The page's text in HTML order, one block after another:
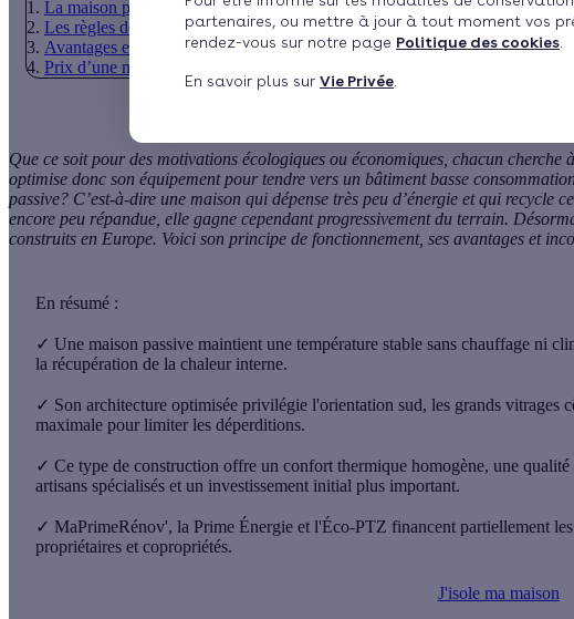
partenaires, ou mettre à jour à tout moment vos
rendez-vous sur notre page Politique des cookies
En savoir plus sur Vie Privée
La maison passive, principe, architecture et fonctionnement
Les règles de conception d’une maison passive
Avantages et inconvénients
Prix d’une maison passive
Que ce soit pour des motivations écologiques ou économiques, chacun
optimise donc son équipement pour tendre vers un bâtiment basse consommation
passive? C’est-à-dire une maison qui dépense très peu d’énergie et qui recycle
encore peu répandue, elle gagne cependant progressivement du terrain.
construits en Europe. Voici son principe de fonctionnement, ses avantages et
En résumé :
✓ Une maison passive maintient une température stable sans chauffage ni
la récupération de la chaleur interne.
✓ Son architecture optimisée privilégie l'orientation sud, les grands vitrages
maximale pour limiter les déperditions.
✓ Ce type de construction offre un confort thermique homogène, une
artisans spécialisés et un investissement initial plus important.
✓ MaPrimeRénov', la Prime Énergie et l'Éco-PTZ financent partiellement
propriétaires et copropriétés.
J'isole ma maison